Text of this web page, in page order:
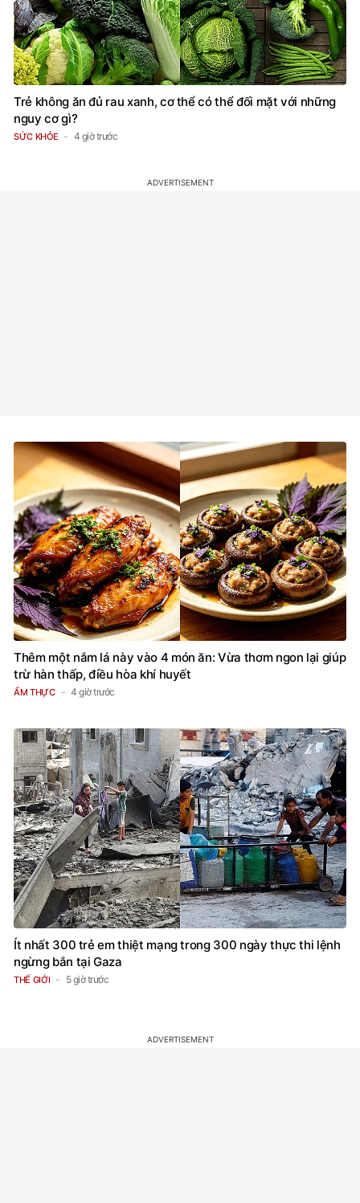
Trẻ không ăn đủ rau xanh, cơ thể có thể đối mặt với những
nguy cơ gì?
SỨC KHỎE 4 giờ trước
Thêm một nắm lá này vào 4 món ăn: Vừa thơm ngon lại giúp
trừ hàn thấp, điều hòa khí huyết
ẨM THỰC 4 giờ trước
Ít nhất 300 trẻ em thiệt mạng trong 300 ngày thực thi lệnh
ngừng bắn tại Gaza
THẾ GIỚI 5 giờ trước